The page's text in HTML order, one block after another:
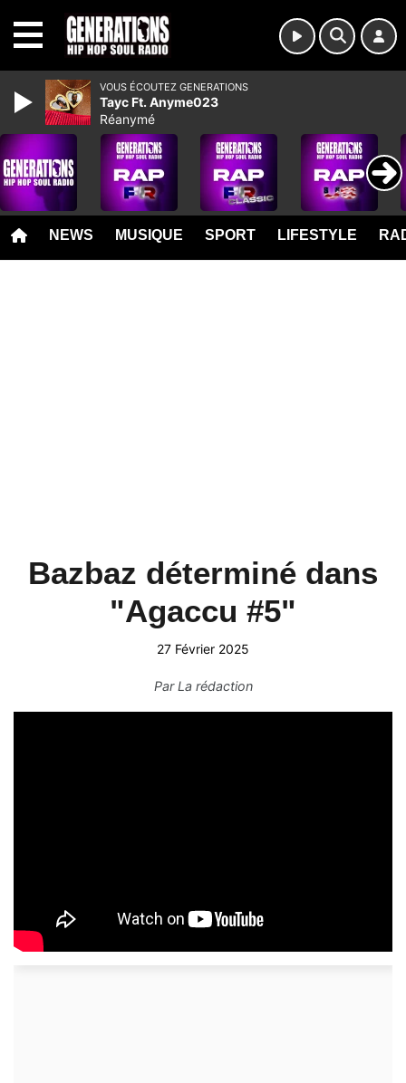
NEWS MUSIQUE SPORT LIFESTYLE
Bazbaz déterminé dans
"Agaccu #5"
27 Février 2025
ParLa rédaction
VOUS ÉCOUTEZ GENERATIONS
Tayc Ft. Anyme023
Réanymé